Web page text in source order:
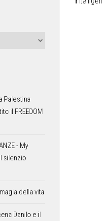
Palestina
il FREEDOM
- My
silenzio
della vita
Danilo e il